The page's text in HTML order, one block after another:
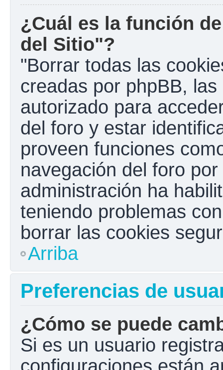
¿Cuál es la función
del Sitio"?
"Borrar todas las
creadas por phpBB,
autorizado para
del foro y estar
proveen funciones
navegación del foro
administración ha
teniendo problemas
borrar las cookies
Arriba
Preferencias de
¿Cómo se puede
Si es un usuario
configuraciones están